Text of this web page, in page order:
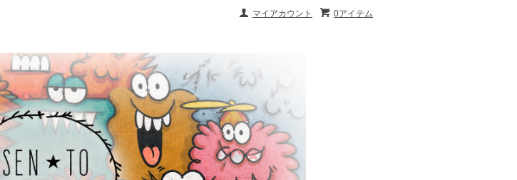
0アイテム
マイアカウント